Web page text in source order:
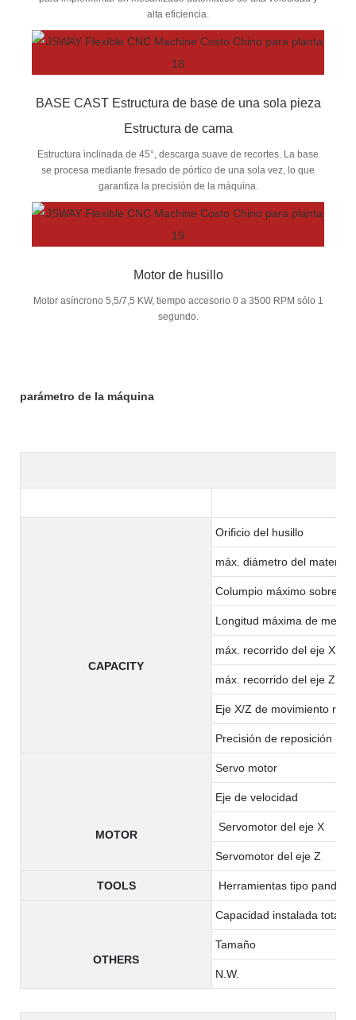
alta eficiencia.
BASE CAST Estructura de base de una sola pieza
Estructura de cama
Estructura inclinada de 45°, descarga suave de recortes. La base
se procesa mediante fresado de pórtico de una sola vez, lo que
garantiza la precisión de la máquina.
Motor de husillo
Motor asíncrono 5,5/7,5 KW, tiempo accesorio 0 a 3500 RPM sólo 1
segundo.
parámetro de la máquina
CAPACITY
Orificio del husillo
máx. diámetro del material:
Columpio máximo sobre la
Longitud máxima de
máx. recorrido del eje X
máx. recorrido del eje Z
Eje X/Z de movimiento
Precisión de reposición (x/
MOTOR
Servo motor
Eje de velocidad
Servomotor del eje X
Servomotor del eje Z
TOOLS Herramientas tipo pandilla
OTHERS
Capacidad instalada total
Tamaño
N.W.